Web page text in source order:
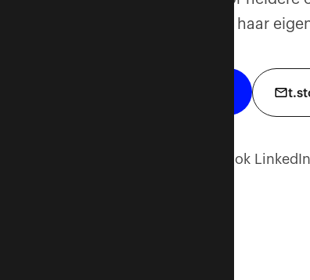
op het podium met haar
Natuurlijk heb ik ook LinkedIn